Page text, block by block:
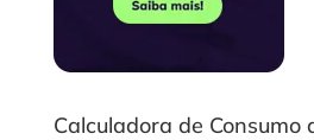
Calculadora de Consumo